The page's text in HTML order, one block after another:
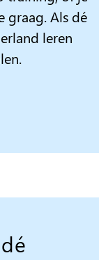
graag. Als dé
leren